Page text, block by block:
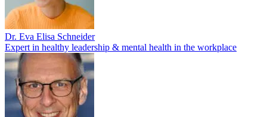
Dr. Eva Elisa Schneider
Expert in healthy leadership & mental health in the workplace